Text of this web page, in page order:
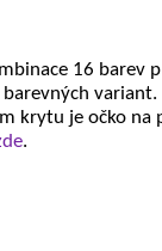
16 barev
variant.
krytu je očko na
.